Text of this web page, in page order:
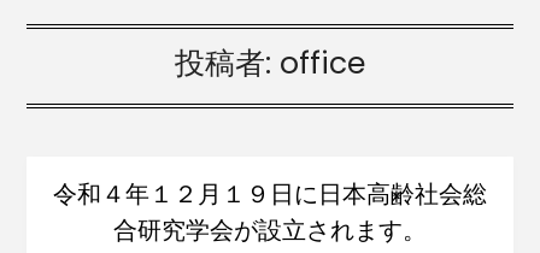
投稿者: office
令和４年１２月１９日に日本高齢社会総
合研究学会が設立されます。